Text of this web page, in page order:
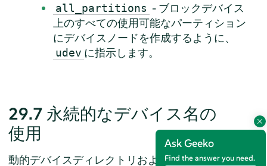
Ask Geeko
Find the answer you need.
all_partitions - ブロックデバイス
上のすべての使用可能なパーティション
にデバイスノードを作成するように、
udev に指示します。
29.7 永続的なデバイス名の
使用
動的デバイスディレクトリおよび udevルールイン